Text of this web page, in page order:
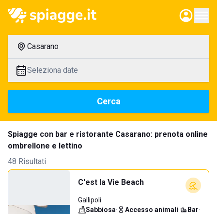
Casarano
Seleziona date
Cerca
Spiagge con bar e ristorante Casarano: prenota online
ombrellone e lettino
48 Risultati
C'est la Vie Beach
Gallipoli
Sabbiosa· Accesso animali· Bar·